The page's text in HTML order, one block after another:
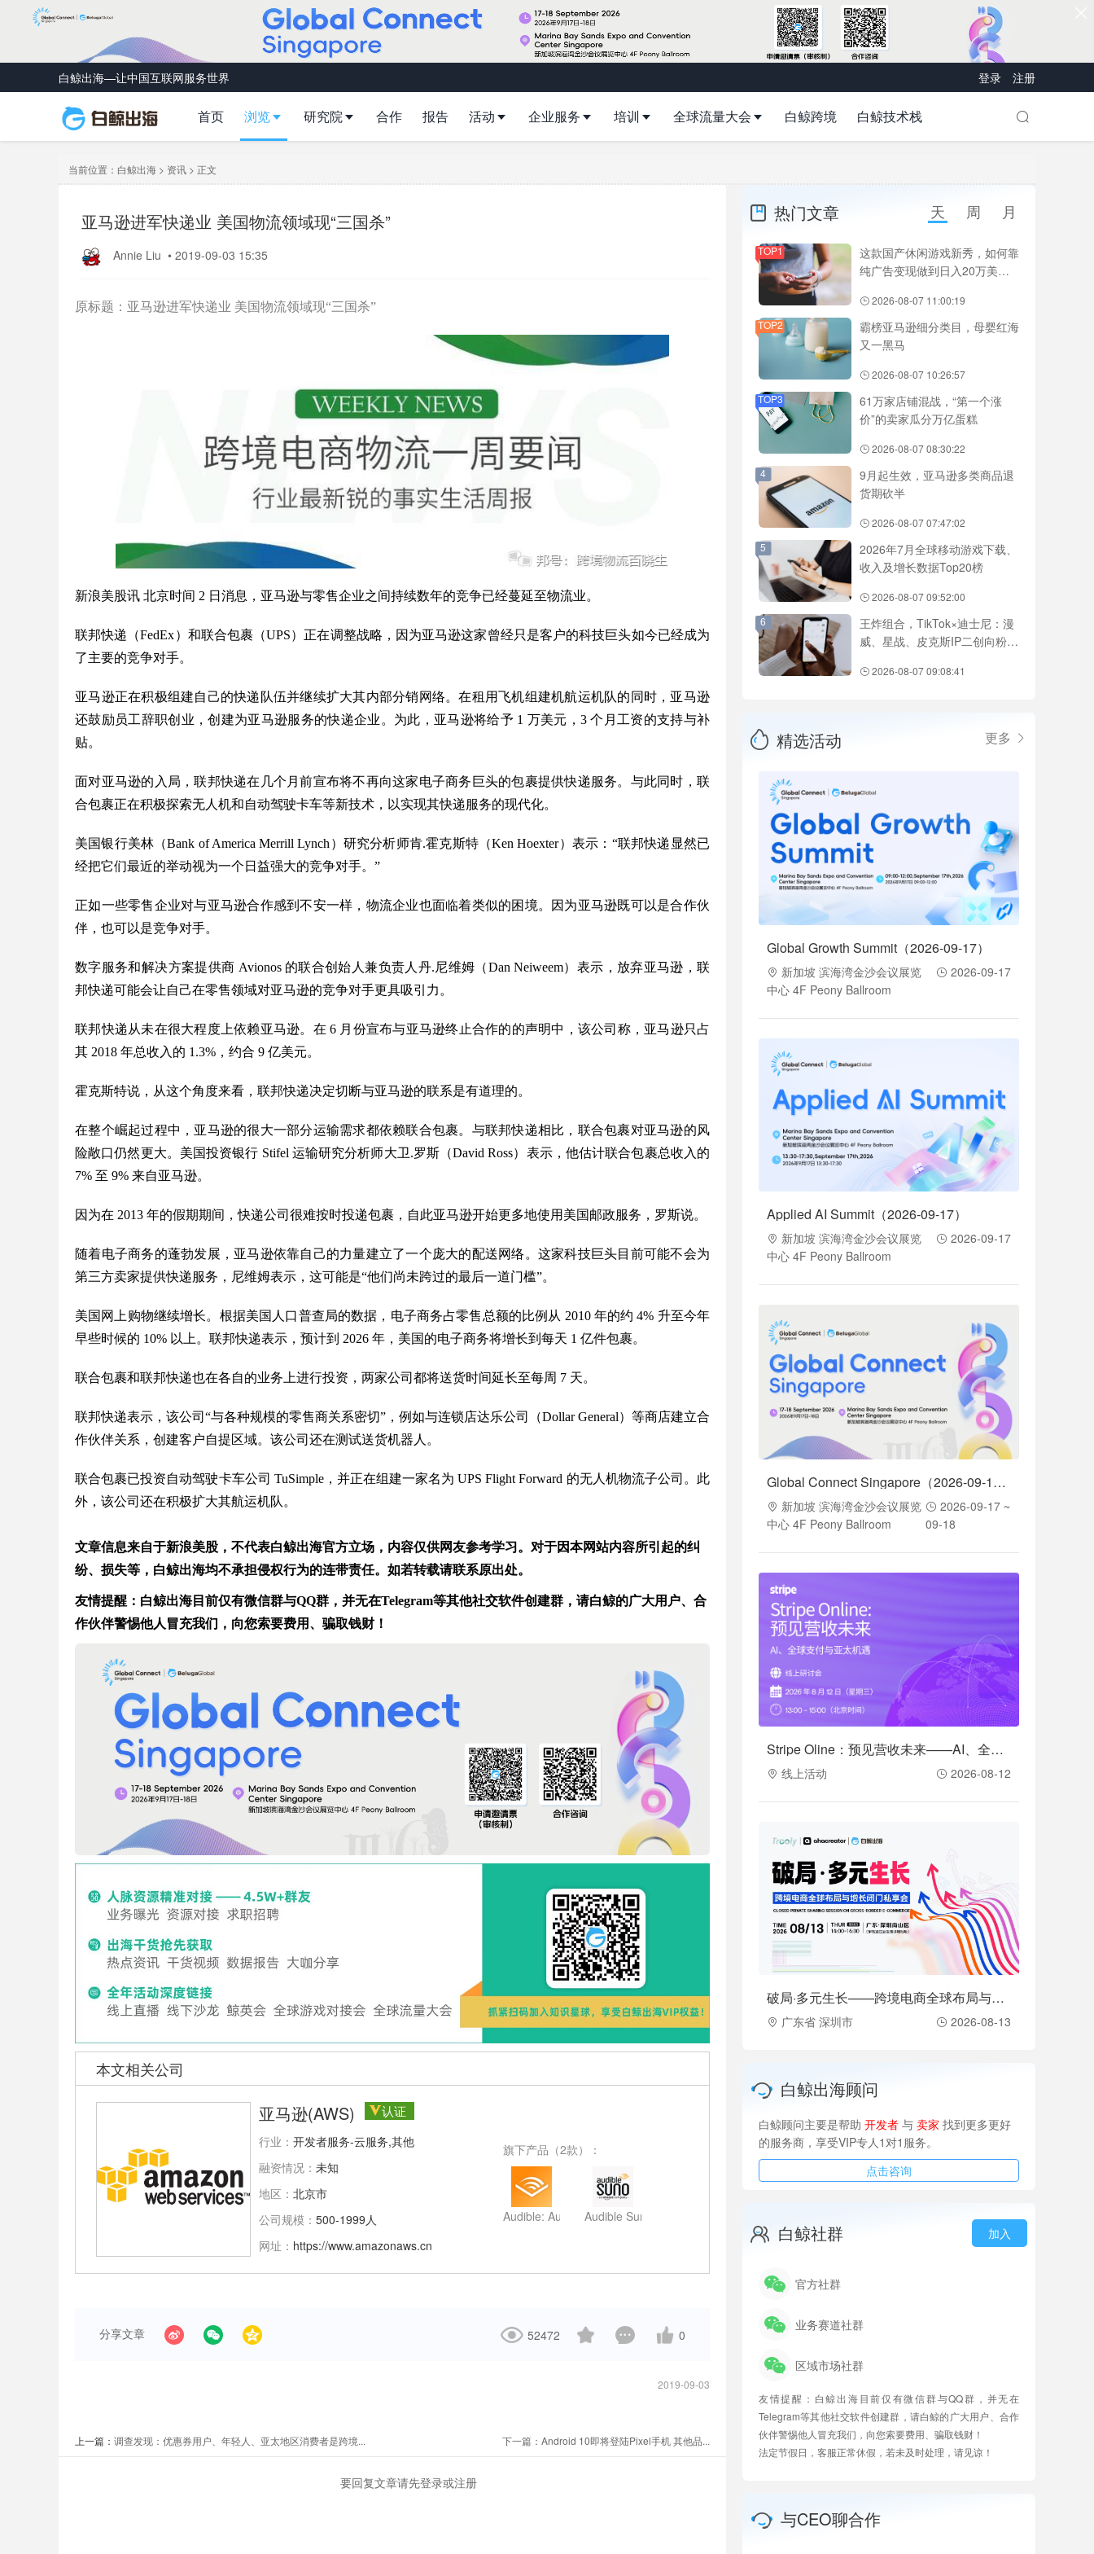
白鲸出海—让中国互联网服务世界 登录 注册
首页 浏览 研究院 合作 报告 活动 企业服务 培训 全球流量大会 白鲸跨境 白鲸技术栈
当前位置： 白鲸出海 > 资讯 > 正文
亚马逊进军快递业 美国物流领域现“三国杀”
Annie Liu • 2019-09-03 15:35
原标题：亚马逊进军快递业 美国物流领域现“三国杀”
新浪美股讯 北京时间 2 日消息，亚马逊与零售企业之间持续数年的竞争已经蔓延至物流业。
联邦快递（FedEx）和联合包裹（UPS）正在调整战略，因为亚马逊这家曾经只是客户的科技巨头如今已经成为
了主要的竞争对手。
亚马逊正在积极组建自己的快递队伍并继续扩大其内部分销网络。在租用飞机组建机航运机队的同时，亚马逊
还鼓励员工辞职创业，创建为亚马逊服务的快递企业。为此，亚马逊将给予 1 万美元，3 个月工资的支持与补
贴。
面对亚马逊的入局，联邦快递在几个月前宣布将不再向这家电子商务巨头的包裹提供快递服务。与此同时，联
合包裹正在积极探索无人机和自动驾驶卡车等新技术，以实现其快递服务的现代化。
美国银行美林（Bank of America Merrill Lynch）研究分析师肯.霍克斯特（Ken Hoexter）表示：“联邦快递显然已
经把它们最近的举动视为一个日益强大的竞争对手。”
正如一些零售企业对与亚马逊合作感到不安一样，物流企业也面临着类似的困境。因为亚马逊既可以是合作伙
伴，也可以是竞争对手。
数字服务和解决方案提供商 Avionos 的联合创始人兼负责人丹.尼维姆（Dan Neiweem）表示，放弃亚马逊，联
邦快递可能会让自己在零售领域对亚马逊的竞争对手更具吸引力。
联邦快递从未在很大程度上依赖亚马逊。在 6 月份宣布与亚马逊终止合作的的声明中，该公司称，亚马逊只占
其 2018 年总收入的 1.3%，约合 9 亿美元。
霍克斯特说，从这个角度来看，联邦快递决定切断与亚马逊的联系是有道理的。
在整个崛起过程中，亚马逊的很大一部分运输需求都依赖联合包裹。与联邦快递相比，联合包裹对亚马逊的风
险敞口仍然更大。美国投资银行 Stifel 运输研究分析师大卫.罗斯（David Ross）表示，他估计联合包裹总收入的
7% 至 9% 来自亚马逊。
因为在 2013 年的假期期间，快递公司很难按时投递包裹，自此亚马逊开始更多地使用美国邮政服务，罗斯说。
随着电子商务的蓬勃发展，亚马逊依靠自己的力量建立了一个庞大的配送网络。这家科技巨头目前可能不会为
第三方卖家提供快递服务，尼维姆表示，这可能是“他们尚未跨过的最后一道门槛”。
美国网上购物继续增长。根据美国人口普查局的数据，电子商务占零售总额的比例从 2010 年的约 4% 升至今年
早些时候的 10% 以上。联邦快递表示，预计到 2026 年，美国的电子商务将增长到每天 1 亿件包裹。
联合包裹和联邦快递也在各自的业务上进行投资，两家公司都将送货时间延长至每周 7 天。
联邦快递表示，该公司“与各种规模的零售商关系密切”，例如与连锁店达乐公司（Dollar General）等商店建立合
作伙伴关系，创建客户自提区域。该公司还在测试送货机器人。
联合包裹已投资自动驾驶卡车公司 TuSimple，并正在组建一家名为 UPS Flight Forward 的无人机物流子公司。此
外，该公司还在积极扩大其航运机队。
文章信息来自于新浪美股，不代表白鲸出海官方立场，内容仅供网友参考学习。对于因本网站内容所引起的纠
纷、损失等，白鲸出海均不承担侵权行为的连带责任。如若转载请联系原出处。
友情提醒：白鲸出海目前仅有微信群与QQ群，并无在Telegram等其他社交软件创建群，请白鲸的广大用户、合
作伙伴警惕他人冒充我们，向您索要费用、骗取钱财！
本文相关公司
亚马逊(AWS) 认证
行业： 开发者服务-云服务,其他
融资情况： 未知
地区： 北京市
公司规模： 500-1999人
网址： https://www.amazonaws.cn
旗下产品（2款）：
Audible: Audiobooks & Podcasts
Audible Suno
分享文章 52472 0
2019-09-03
上一篇： 调查发现：优惠券用户、年轻人、亚太地区消费者是跨境... 下一篇： Android 10即将登陆Pixel手机 其他品...
要回复文章请先登录或注册
热门文章 天 周 月
TOP1
这款国产休闲游戏新秀，如何靠
纯广告变现做到日入20万美
2026-08-07 11:00:19
TOP2
霸榜亚马逊细分类目，母婴红海
又一黑马
2026-08-07 10:26:57
TOP3
61万家店铺混战，“第一个涨
价”的卖家瓜分万亿蛋糕
2026-08-07 08:30:22
4
9月起生效，亚马逊多类商品退
货期砍半
2026-08-07 07:47:02
5
2026年7月全球移动游戏下载、
收入及增长数据Top20榜
2026-08-07 09:52:00
6
王炸组合，TikTok×迪士尼：漫
威、星战、皮克斯IP二创向粉丝
2026-08-07 09:08:41
精选活动 更多
Global Growth Summit（2026-09-17）
新加坡 滨海湾金沙会议展览
中心 4F Peony Ballroom
2026-09-17
Applied AI Summit（2026-09-17）
新加坡 滨海湾金沙会议展览
中心 4F Peony Ballroom
2026-09-17
Global Connect Singapore（2026-09-17至2026-09-18）
新加坡 滨海湾金沙会议展览
中心 4F Peony Ballroom
2026-09-17 ~
09-18
Stripe Oline：预见营收未来——AI、全球支付与亚太机遇（2026-08-12）
线上活动 2026-08-12
破局·多元生长——跨境电商全球布局与增长闭门私享会（2026-08-13）
广东省 深圳市 2026-08-13
白鲸出海顾问
白鲸顾问主要是帮助 开发者 与 卖家 找到更多更好
的服务商，享受VIP专人1对1服务。
点击咨询
白鲸社群 加入
官方社群
业务赛道社群
区域市场社群
友情提醒：白鲸出海目前仅有微信群与QQ群，并无在
Telegram等其他社交软件创建群，请白鲸的广大用户、合作
伙伴警惕他人冒充我们，向您索要费用、骗取钱财！
法定节假日，客服正常休假，若未及时处理，请见谅！
与CEO聊合作